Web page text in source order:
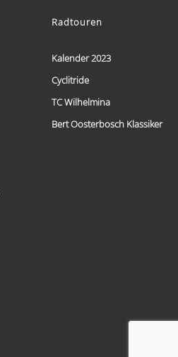
Produktseite
Radtouren
Kalender 2023
Cyclitride
TC Wilhelmina
Bert Oosterbosch Klassiker